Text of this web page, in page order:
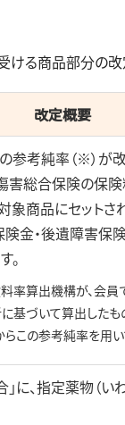
る商品部分の改
改定概要
参考純率（※）が
害総合保険の保険
象商品にセット
金・後遺障害保
。
料率算出機構が、会
基づいて算出したも
らこの参考純率を用
に、指定薬物（い